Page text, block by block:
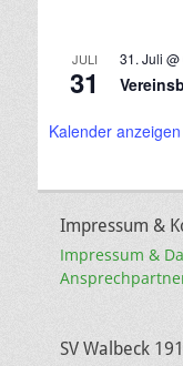
JULI
31
31. Juli @
Kalender anzeigen
Impressum &
Impressum &
SV Walbeck